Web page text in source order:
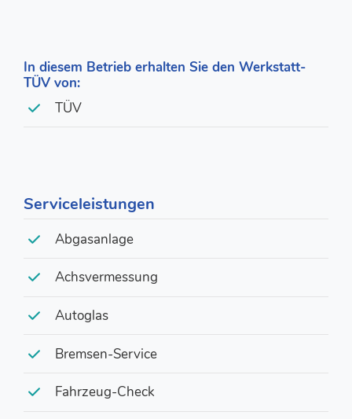
In diesem Betrieb erhalten Sie den Werkstatt-
TÜV von:
TÜV
Serviceleistungen
Abgasanlage
Achsvermessung
Autoglas
Bremsen-Service
Fahrzeug-Check